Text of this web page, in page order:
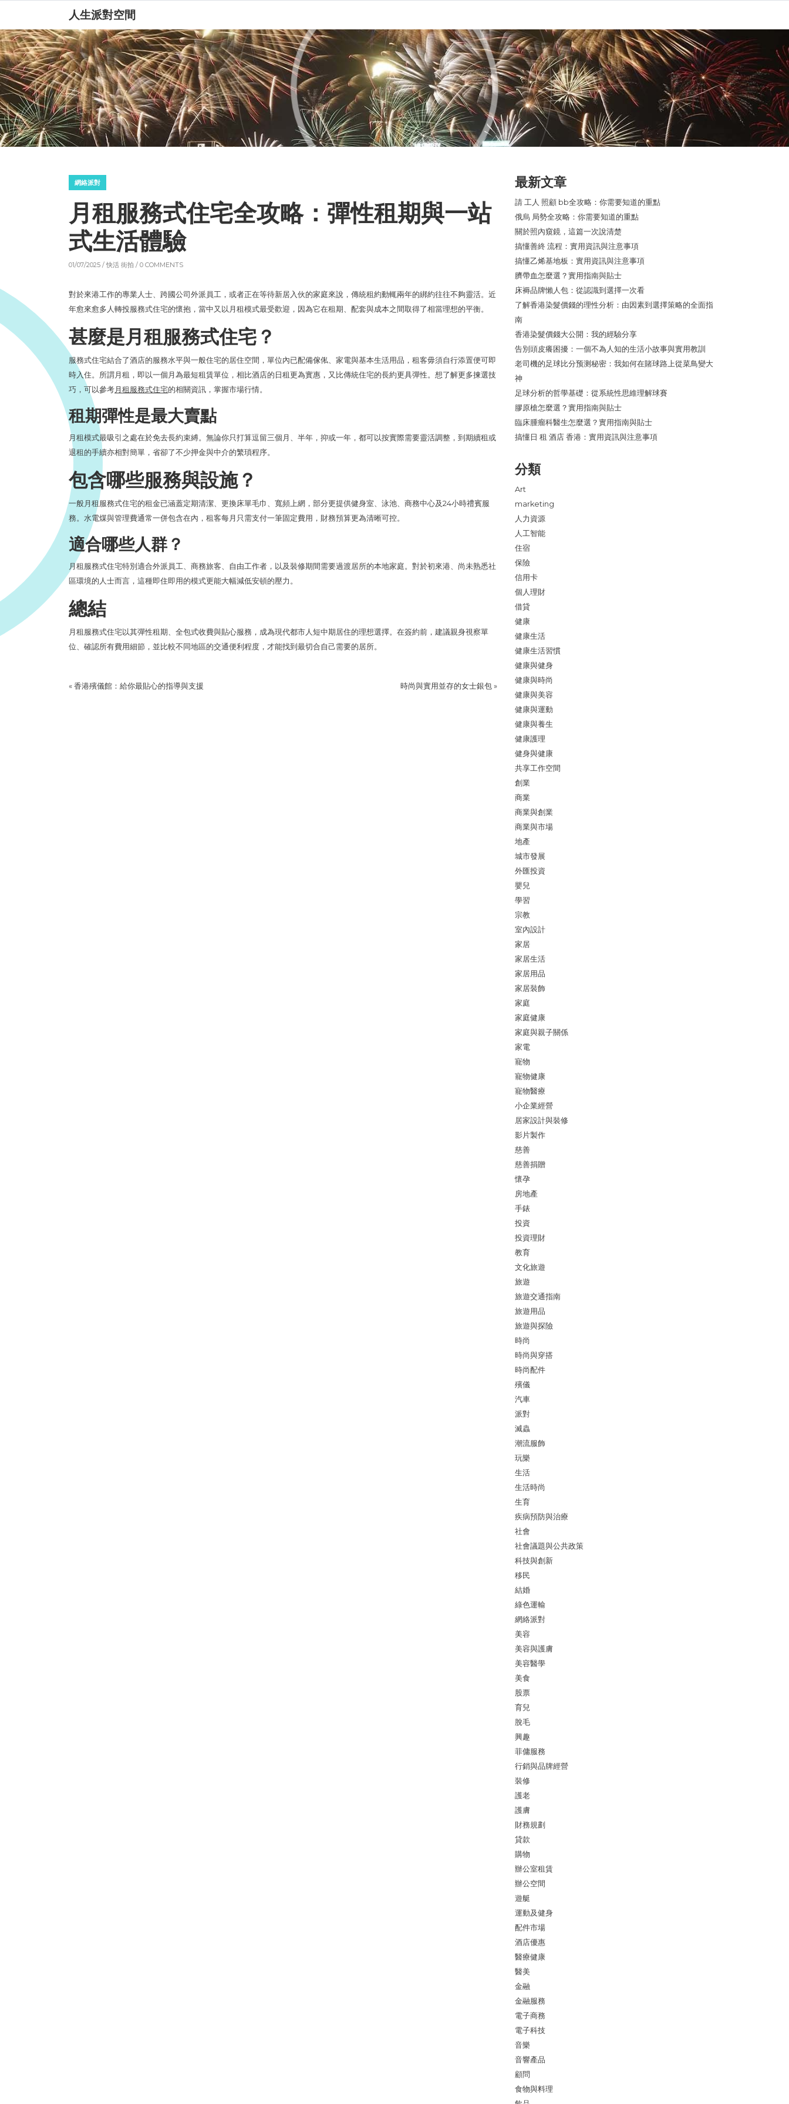
人生派對空間
網絡派對
月租服務式住宅全攻略：彈性租期與一站
式生活體驗
01/07/2025 / 快活 街拍 / 0 COMMENTS
對於來港工作的專業人士、跨國公司外派員工，或者正在等待新居入伙的家庭來說，傳統租約動輒兩年的綁約往往不夠靈活。近
年愈來愈多人轉投服務式住宅的懷抱，當中又以月租模式最受歡迎，因為它在租期、配套與成本之間取得了相當理想的平衡。
甚麼是月租服務式住宅？
服務式住宅結合了酒店的服務水平與一般住宅的居住空間，單位內已配備傢俬、家電與基本生活用品，租客毋須自行添置便可即
時入住。所謂月租，即以一個月為最短租賃單位，相比酒店的日租更為實惠，又比傳統住宅的長約更具彈性。想了解更多揀選技
巧，可以參考月租服務式住宅的相關資訊，掌握市場行情。
租期彈性是最大賣點
月租模式最吸引之處在於免去長約束縛。無論你只打算逗留三個月、半年，抑或一年，都可以按實際需要靈活調整，到期續租或
退租的手續亦相對簡單，省卻了不少押金與中介的繁瑣程序。
包含哪些服務與設施？
一般月租服務式住宅的租金已涵蓋定期清潔、更換床單毛巾、寬頻上網，部分更提供健身室、泳池、商務中心及24小時禮賓服
務。水電煤與管理費通常一併包含在內，租客每月只需支付一筆固定費用，財務預算更為清晰可控。
適合哪些人群？
月租服務式住宅特別適合外派員工、商務旅客、自由工作者，以及裝修期間需要過渡居所的本地家庭。對於初來港、尚未熟悉社
區環境的人士而言，這種即住即用的模式更能大幅減低安頓的壓力。
總結
月租服務式住宅以其彈性租期、全包式收費與貼心服務，成為現代都市人短中期居住的理想選擇。在簽約前，建議親身視察單
位、確認所有費用細節，並比較不同地區的交通便利程度，才能找到最切合自己需要的居所。
« 香港殯儀館：給你最貼心的指導與支援 時尚與實用並存的女士銀包 »
最新文章
請 工人 照顧 bb全攻略：你需要知道的重點
俄烏 局勢全攻略：你需要知道的重點
關於照內窺鏡，這篇一次說清楚
搞懂善終 流程：實用資訊與注意事項
搞懂乙烯基地板：實用資訊與注意事項
臍帶血怎麼選？實用指南與貼士
床褥品牌懶人包：從認識到選擇一次看
了解香港染髮價錢的理性分析：由因素到選擇策略的全面指
南
香港染髮價錢大公開：我的經驗分享
告別頭皮癢困擾：一個不為人知的生活小故事與實用教訓
老司機的足球比分预测秘密：我如何在賭球路上從菜鳥變大
神
足球分析的哲學基礎：從系統性思維理解球賽
膠原槍怎麼選？實用指南與貼士
臨床腫瘤科醫生怎麼選？實用指南與貼士
搞懂日 租 酒店 香港：實用資訊與注意事項
分類
Art
marketing
人力資源
人工智能
住宿
保險
信用卡
個人理財
借貸
健康
健康生活
健康生活習慣
健康與健身
健康與時尚
健康與美容
健康與運動
健康與養生
健康護理
健身與健康
共享工作空間
創業
商業
商業與創業
商業與市場
地產
城市發展
外匯投資
嬰兒
學習
宗教
室內設計
家居
家居生活
家居用品
家居裝飾
家庭
家庭健康
家庭與親子關係
家電
寵物
寵物健康
寵物醫療
小企業經營
居家設計與裝修
影片製作
慈善
慈善捐贈
懷孕
房地產
手錶
投資
投資理財
教育
文化旅遊
旅遊
旅遊交通指南
旅遊用品
旅遊與探險
時尚
時尚與穿搭
時尚配件
殯儀
汽車
派對
滅蟲
潮流服飾
玩樂
生活
生活時尚
生育
疾病預防與治療
社會
社會議題與公共政策
科技與創新
移民
結婚
綠色運輸
網絡派對
美容
美容與護膚
美容醫學
美食
股票
育兒
脫毛
興趣
菲傭服務
行銷與品牌經營
裝修
護老
護膚
財務規劃
貸款
購物
辦公室租賃
辦公空間
遊艇
運動及健身
配件市場
酒店優惠
醫療健康
醫美
金融
金融服務
電子商務
電子科技
音樂
音響產品
顧問
食物與料理